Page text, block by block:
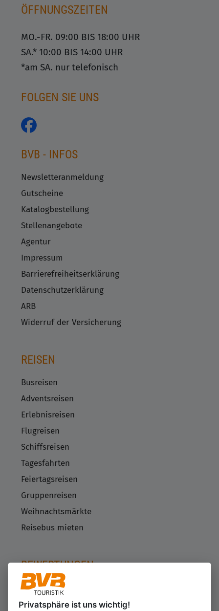
ÖFFNUNGSZEITEN
MO.-FR. 09:00 BIS 18:00 UHR
SA.* 10:00 BIS 14:00 UHR
*am SA. nur telefonisch
FOLGEN SIE UNS
BVB - INFOS
Newsletteranmeldung
Gutscheine
Katalogbestellung
Stellenangebote
Agentur
Impressum
Barrierefreiheitserklärung
Datenschutzerklärung
ARB
Widerruf der Versicherung
REISEN
Busreisen
Adventsreisen
Erlebnisreisen
Flugreisen
Schiffsreisen
Tagesfahrten
Feiertagsreisen
Gruppenreisen
Weihnachtsmärkte
Reisebus mieten
BEWERTUNGEN
Privatsphäre ist uns wichtig!